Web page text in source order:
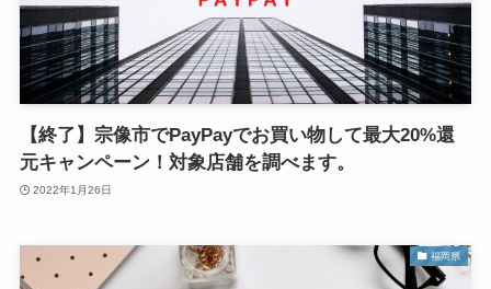
【終了】宗像市でPayPayでお買い物して最大20%還
元キャンペーン！対象店舗を調べます。
2022年1月26日
福岡県